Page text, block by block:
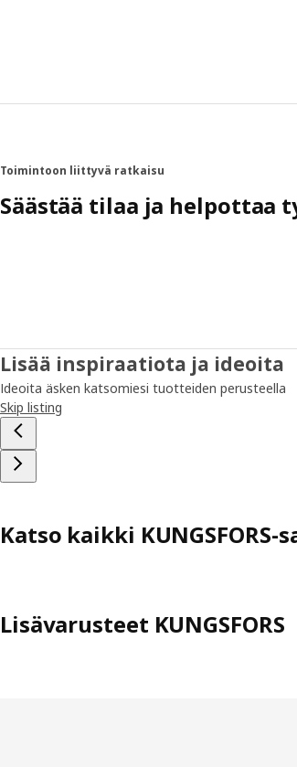
Toimintoon liittyvä ratkaisu
Säästää tilaa ja helpottaa
Lisää inspiraatiota ja ideoita
Ideoita äsken katsomiesi tuotteiden perusteella
Skip listing
Katso kaikki KUNGSFORS-
Lisävarusteet KUNGSFORS